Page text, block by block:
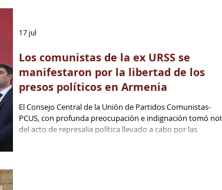
Los comunistas de la ex URSS se
manifestaron por la libertad de los
presos políticos en Armenia
El Consejo Central de la Unión de Partidos Comunistas-
PCUS, con profunda preocupación e indignación tomó nota
del acto de represalia política llevado a cabo por las
17 jul